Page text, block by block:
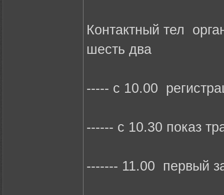
Контактный тел
шесть два
----- с 10.00
------ с 10.30 показ
------- 11.00 первый